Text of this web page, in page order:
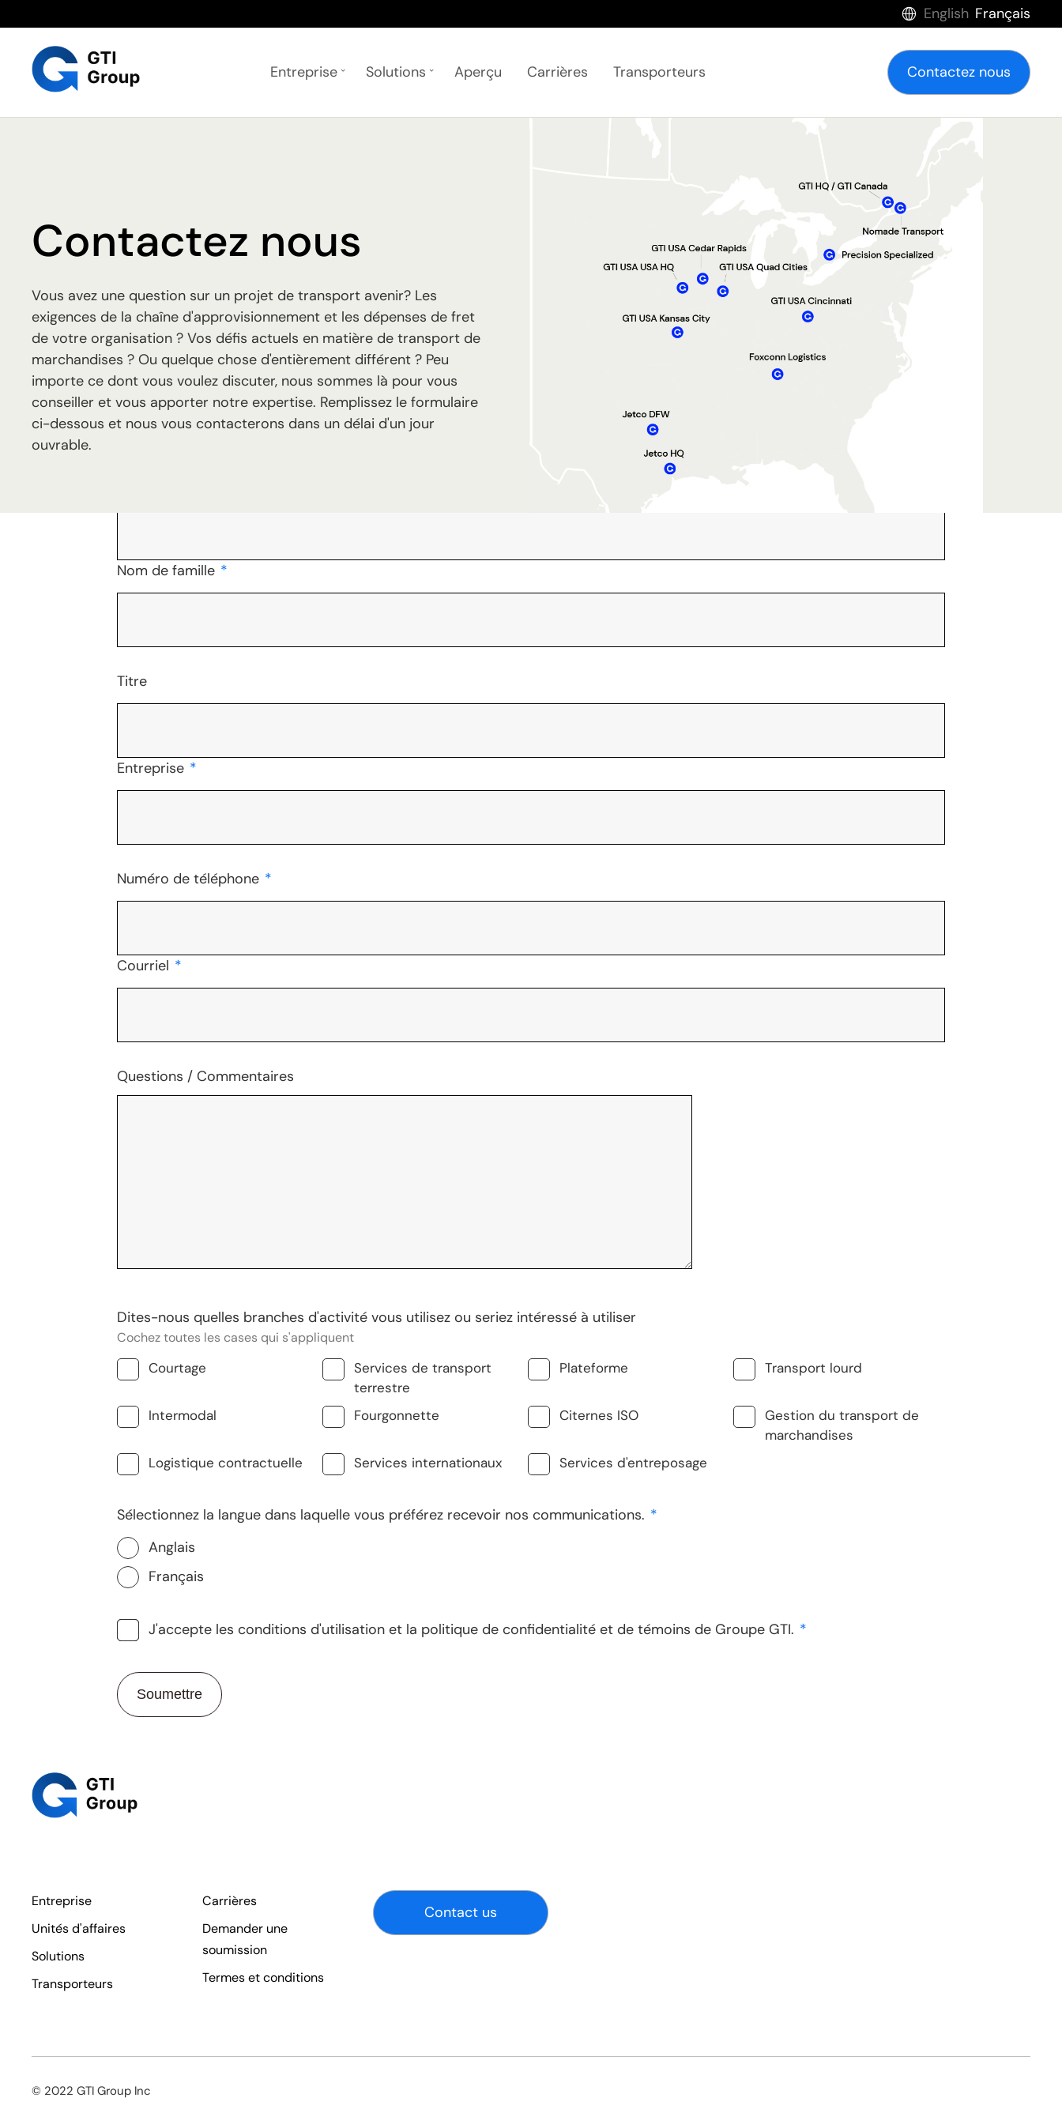
English Français
Entreprise Solutions Aperçu Carrières Transporteurs Contactez nous
Contactez nous
Vous avez une question sur un projet de transport avenir? Les
exigences de la chaîne d'approvisionnement et les dépenses de fret
de votre organisation ? Vos défis actuels en matière de transport de
marchandises ? Ou quelque chose d'entièrement différent ? Peu
importe ce dont vous voulez discuter, nous sommes là pour vous
conseiller et vous apporter notre expertise. Remplissez le formulaire
ci-dessous et nous vous contacterons dans un délai d'un jour
ouvrable.
Nom de famille *
Titre
Entreprise *
Numéro de téléphone *
Courriel *
Questions / Commentaires
Dites-nous quelles branches d'activité vous utilisez ou seriez intéressé à utiliser
Cochez toutes les cases qui s'appliquent
Courtage
Services de transport
terrestre
Plateforme Transport lourd
Intermodal Fourgonnette Citernes ISO
Gestion du transport de
marchandises
Logistique contractuelle
Services internationaux Services d'entreposage
Sélectionnez la langue dans laquelle vous préférez recevoir nos communications. *
Anglais
Français
J'accepte les conditions d'utilisation et la politique de confidentialité et de témoins de Groupe GTI. *
Entreprise
Unités d'affaires
Solutions
Transporteurs
Carrières
Demander une
soumission
Termes et conditions
Contact us
© 2022 GTI Group Inc